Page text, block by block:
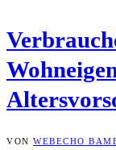
VON WEBECHO